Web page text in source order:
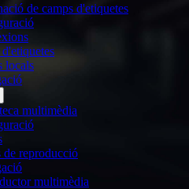
de camps d'etiquetes
locals
multimèdia
de reproducció
multimèdia